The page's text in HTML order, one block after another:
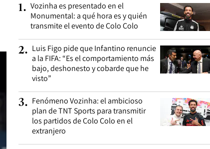
1. Vozinha es presentado en el
Monumental: a qué hora es y quién
transmite el evento de Colo Colo
2. Luis Figo pide que Infantino renuncie
a la FIFA: “Es el comportamiento más
bajo, deshonesto y cobarde que he
visto”
3. Fenómeno Vozinha: el ambicioso
plan de TNT Sports para transmitir
los partidos de Colo Colo en el
extranjero